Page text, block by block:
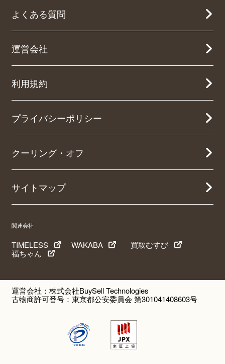
よくある質問
運営会社
利用規約
プライバシーポリシー
クーリング・オフ
サイトマップ
関連会社
TIMELESS WAKABA
買取むすび
福ちゃん
運営会社：株式会社BuySell Technologies
古物商許可番号：東京都公安委員会 第301041408603号